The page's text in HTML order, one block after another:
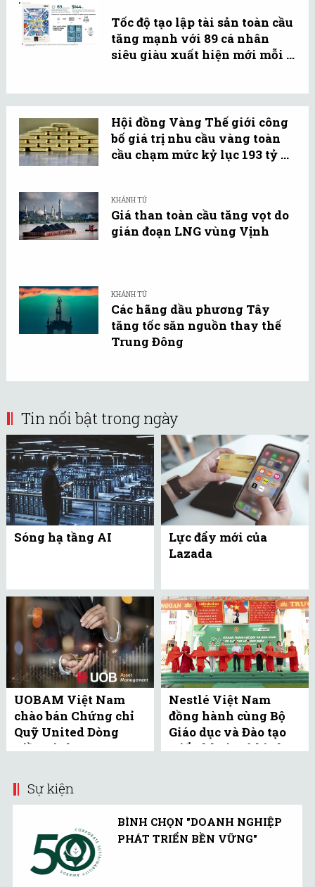
Tốc độ tạo lập tài sản toàn cầu
tăng mạnh với 89 cá nhân
siêu giàu xuất hiện mới mỗi ...
Hội đồng Vàng Thế giới công
bố giá trị nhu cầu vàng toàn
cầu chạm mức kỷ lục 193 tỷ ...
KHÁNH TÚ
Giá than toàn cầu tăng vọt do
gián đoạn LNG vùng Vịnh
KHÁNH TÚ
Các hãng dầu phương Tây
tăng tốc săn nguồn thay thế
Trung Đông
Tin nổi bật trong ngày
Sóng hạ tầng AI
Lực đẩy mới của
Lazada
UOBAM Việt Nam
chào bán Chứng chỉ
Quỹ United Dòng
Tiền Linh Hoạt
Nestlé Việt Nam
đồng hành cùng Bộ
Giáo dục và Đào tạo
triển khai mô hình
Sự kiện
BÌNH CHỌN "DOANH NGHIỆP
PHÁT TRIỂN BỀN VỮNG"